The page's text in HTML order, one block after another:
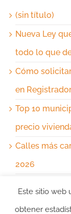
(sin título)
Nueva Ley
todo lo que
Cómo
en
Top 10
precio
Calles más
2026
Este sitio web
obtener